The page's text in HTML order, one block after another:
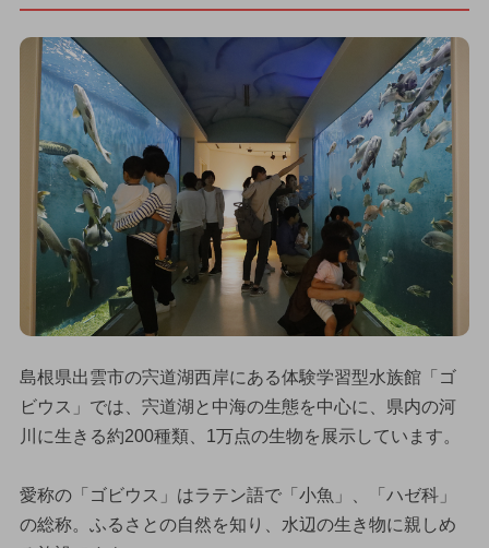
島根県出雲市の宍道湖西岸にある体験学習型水族館「ゴ
ビウス」では、宍道湖と中海の生態を中心に、県内の河
川に生きる約200種類、1万点の生物を展示しています。
愛称の「ゴビウス」はラテン語で「小魚」、「ハゼ科」
の総称。ふるさとの自然を知り、水辺の生き物に親しめ